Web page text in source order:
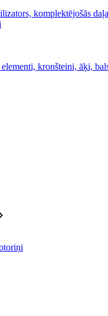
komplektējošās
elementi, kronšteini, āķi,